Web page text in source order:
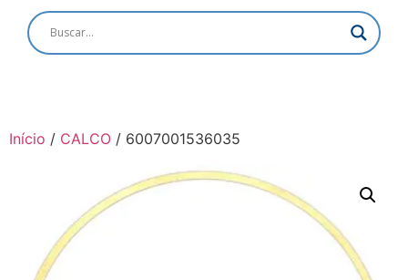
Início / CALCO / 6007001536035